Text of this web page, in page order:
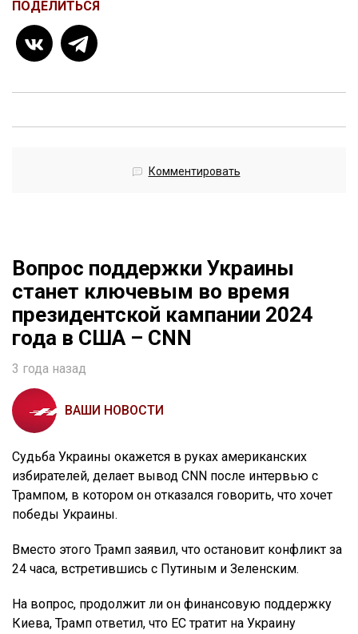
ПОДЕЛИТЬСЯ
Комментировать
Вопрос поддержки Украины
станет ключевым во время
президентской кампании 2024
года в США – CNN
3 года назад
ВАШИ НОВОСТИ
Судьба Украины окажется в руках американских
избирателей, делает вывод CNN после интервью с
Трампом, в котором он отказался говорить, что хочет
победы Украины.
Вместо этого Трамп заявил, что остановит конфликт за
24 часа, встретившись с Путиным и Зеленским.
На вопрос, продолжит ли он финансовую поддержку
Киева, Трамп ответил, что ЕС тратит на Украину